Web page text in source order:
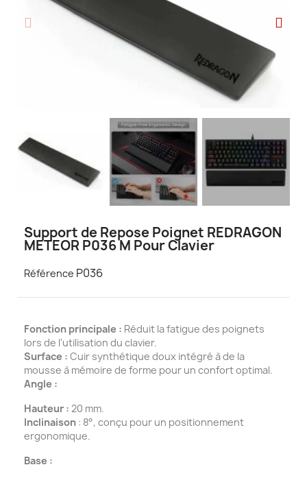
Support de Repose Poignet REDRAGON
METEOR P036 M Pour Clavier
Référence P036
Fonction principale : Réduit la fatigue des poignets
lors de l'utilisation du clavier.
Surface : Cuir synthétique doux intégré à de la
mousse à mémoire de forme pour un confort optimal.
Angle :
Hauteur : 20 mm.
Inclinaison : 8°, conçu pour un positionnement
ergonomique.
Base :